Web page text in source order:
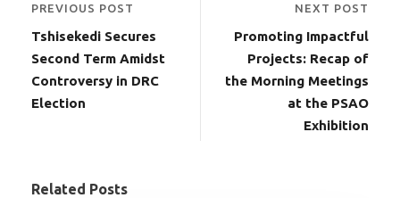
PREVIOUS POST
Tshisekedi Secures
Second Term Amidst
Controversy in DRC
Election
NEXT POST
Promoting Impactful
Projects: Recap of
the Morning Meetings
at the PSAO
Exhibition
Related Posts